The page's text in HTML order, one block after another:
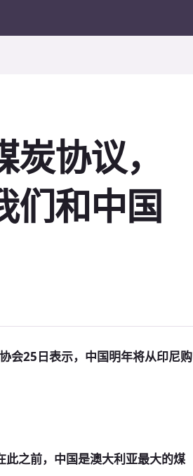
协议，
们和中国
会25日表示，中国明年将从印尼购
之前，中国是澳大利亚最大的煤